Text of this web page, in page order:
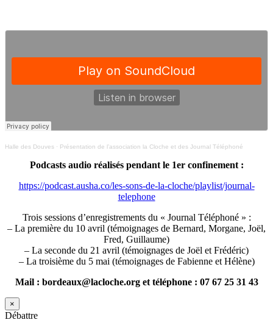
Halle des Douves · Présentation de l’association la Cloche et des Journal Téléphoné
Podcasts audio réalisés pendant le 1er confinement :
https://podcast.ausha.co/les-sons-de-la-cloche/playlist/journal-
telephone
Trois sessions d’enregistrements du « Journal Téléphoné » :
– La première du 10 avril (témoignages de Bernard, Morgane, Joël,
Fred, Guillaume)
– La seconde du 21 avril (témoignages de Joël et Frédéric)
– La troisième du 5 mai (témoignages de Fabienne et Hélène)
Mail : bordeaux@lacloche.org et téléphone : 07 67 25 31 43
×
Débattre